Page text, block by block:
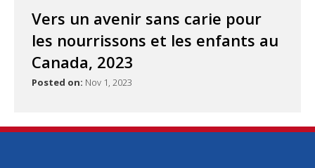
Vers un avenir sans carie pour
les nourrissons et les enfants au
Canada, 2023
Posted on: Nov 1, 2023